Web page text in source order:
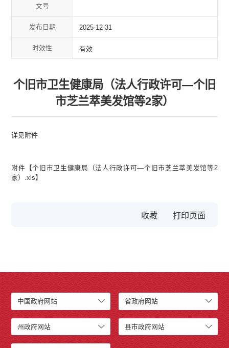
文号
发布日期 2025-12-31
时效性 有效
个旧市卫生健康局（法人行政许可—个旧
市芝兰萃美发馆等2家）
详见附件
附件【个旧市卫生健康局（法人行政许可—个旧市芝兰萃美发馆等2
家）.xls】
收藏
中国政府网站 省政府网站
州政府网站 县市政府网站